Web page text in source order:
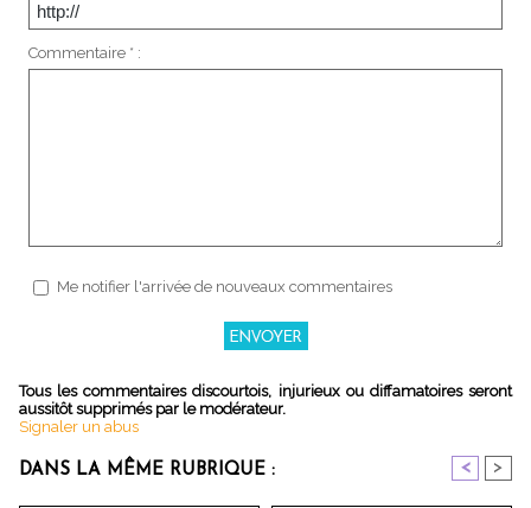
Commentaire * :
Me notifier l'arrivée de nouveaux commentaires
Tous les commentaires discourtois, injurieux ou diffamatoires seront
aussitôt supprimés par le modérateur.
Signaler un abus
DANS LA MÊME RUBRIQUE : < >